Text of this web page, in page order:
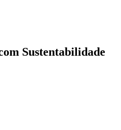
Sustentabilidade